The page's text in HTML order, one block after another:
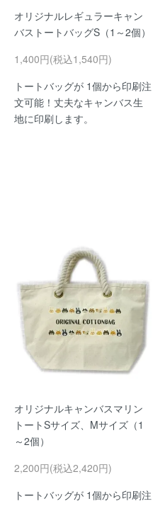
オリジナルレギュラーキャン
バストートバッグS（1～2個）
1,400円(税込1,540円)
トートバッグが 1個から印刷注
文可能！丈夫なキャンバス生
地に印刷します。
オリジナルキャンバスマリン
トートSサイズ、Mサイズ（1
～2個）
2,200円(税込2,420円)
トートバッグが 1個から印刷注